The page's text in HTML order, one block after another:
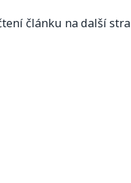
článku na další